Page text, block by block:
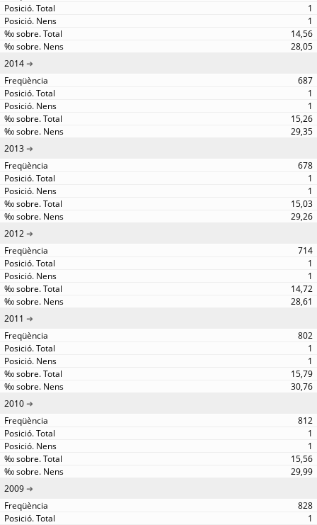
1
1
14,56
28,05
2014
687
1
1
15,26
29,35
2013
678
1
1
15,03
29,26
2012
714
1
1
14,72
28,61
2011
802
1
1
15,79
30,76
2010
812
1
1
15,56
29,99
2009
828
1